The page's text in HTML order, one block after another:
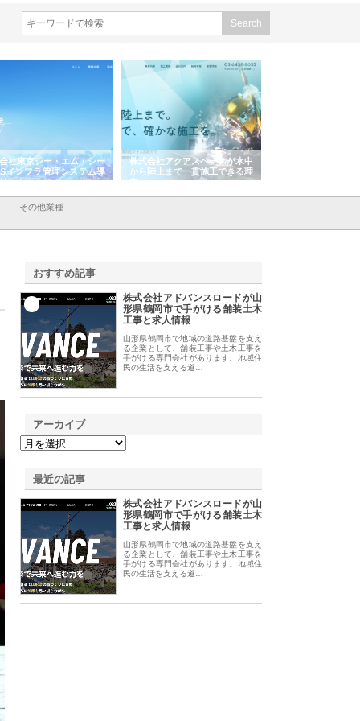
・エム・シー
理システム導
株式会社アクアスペースが水中
から陸上まで一貫施工できる理
由
株式会社地盤調査事務所が選ば
れ続ける理由と建設コンサルの
強み
その他業種
おすすめ記事
株式会社アドバンスロードが山
形県鶴岡市で手がける舗装土木
工事と求人情報
山形県鶴岡市で地域の道路基盤を支え
る企業として、舗装工事や土木工事を
手がける専門会社があります。地域住
民の生活を支える道…
アーカイブ
最近の記事
株式会社アドバンスロードが山
形県鶴岡市で手がける舗装土木
工事と求人情報
山形県鶴岡市で地域の道路基盤を支え
る企業として、舗装工事や土木工事を
手がける専門会社があります。地域住
民の生活を支える道…